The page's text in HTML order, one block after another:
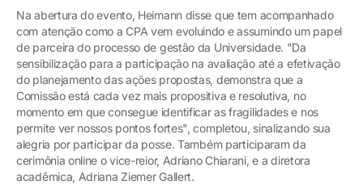
Na abertura do evento, Heimann disse que tem acompanhado
com atenção como a CPA vem evoluindo e assumindo um papel
de parceira do processo de gestão da Universidade. "Da
sensibilização para a participação na avaliação até a efetivação
do planejamento das ações propostas, demonstra que a
Comissão está cada vez mais propositiva e resolutiva, no
momento em que consegue identificar as fragilidades e nos
permite ver nossos pontos fortes", completou, sinalizando sua
alegria por participar da posse. Também participaram da
cerimônia online o vice-reior, Adriano Chiarani, e a diretora
acadêmica, Adriana Ziemer Gallert.